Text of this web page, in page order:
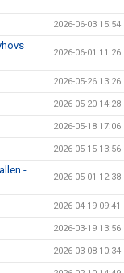
2026-06-03 15:54
2026-06-01 11:26
2026-05-26 13:26
2026-05-20 14:28
2026-05-18 17:06
2026-05-15 13:56
-
2026-05-01 12:38
2026-04-19 09:41
2026-03-19 13:56
2026-03-08 10:34